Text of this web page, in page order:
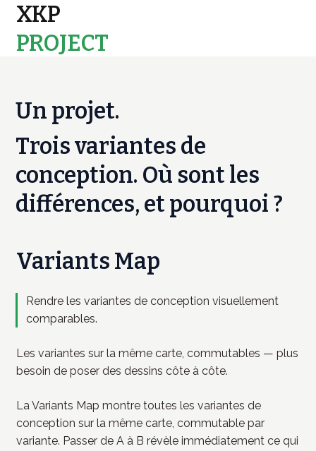
XKP
PROJECT
Un projet.
Trois variantes de
conception. Où sont les
différences, et pourquoi ?
Variants Map
Rendre les variantes de conception visuellement
comparables.
Les variantes sur la même carte, commutables — plus
besoin de poser des dessins côte à côte.
La Variants Map montre toutes les variantes de
conception sur la même carte, commutable par
variante. Passer de A à B révèle immédiatement ce qui